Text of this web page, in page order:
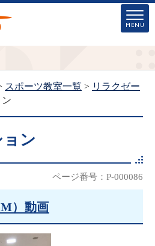
スポーツ教室一覧 > リラクゼー
ョン
ページ番号：P-000086
）動画